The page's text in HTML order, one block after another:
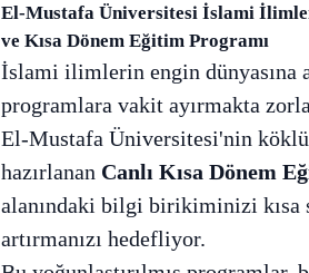
El-Mustafa Üniversitesi İslami
ve Kısa Dönem Eğitim Programı
İslami ilimlerin engin dünyasına
programlara vakit ayırmakta
El-Mustafa Üniversitesi'nin
hazırlanan Canlı Kısa Dönem
alanındaki bilgi birikiminizi kısa
artırmanızı hedefliyor.